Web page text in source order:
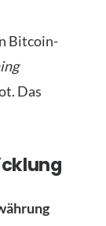
Bitcoin-
Das